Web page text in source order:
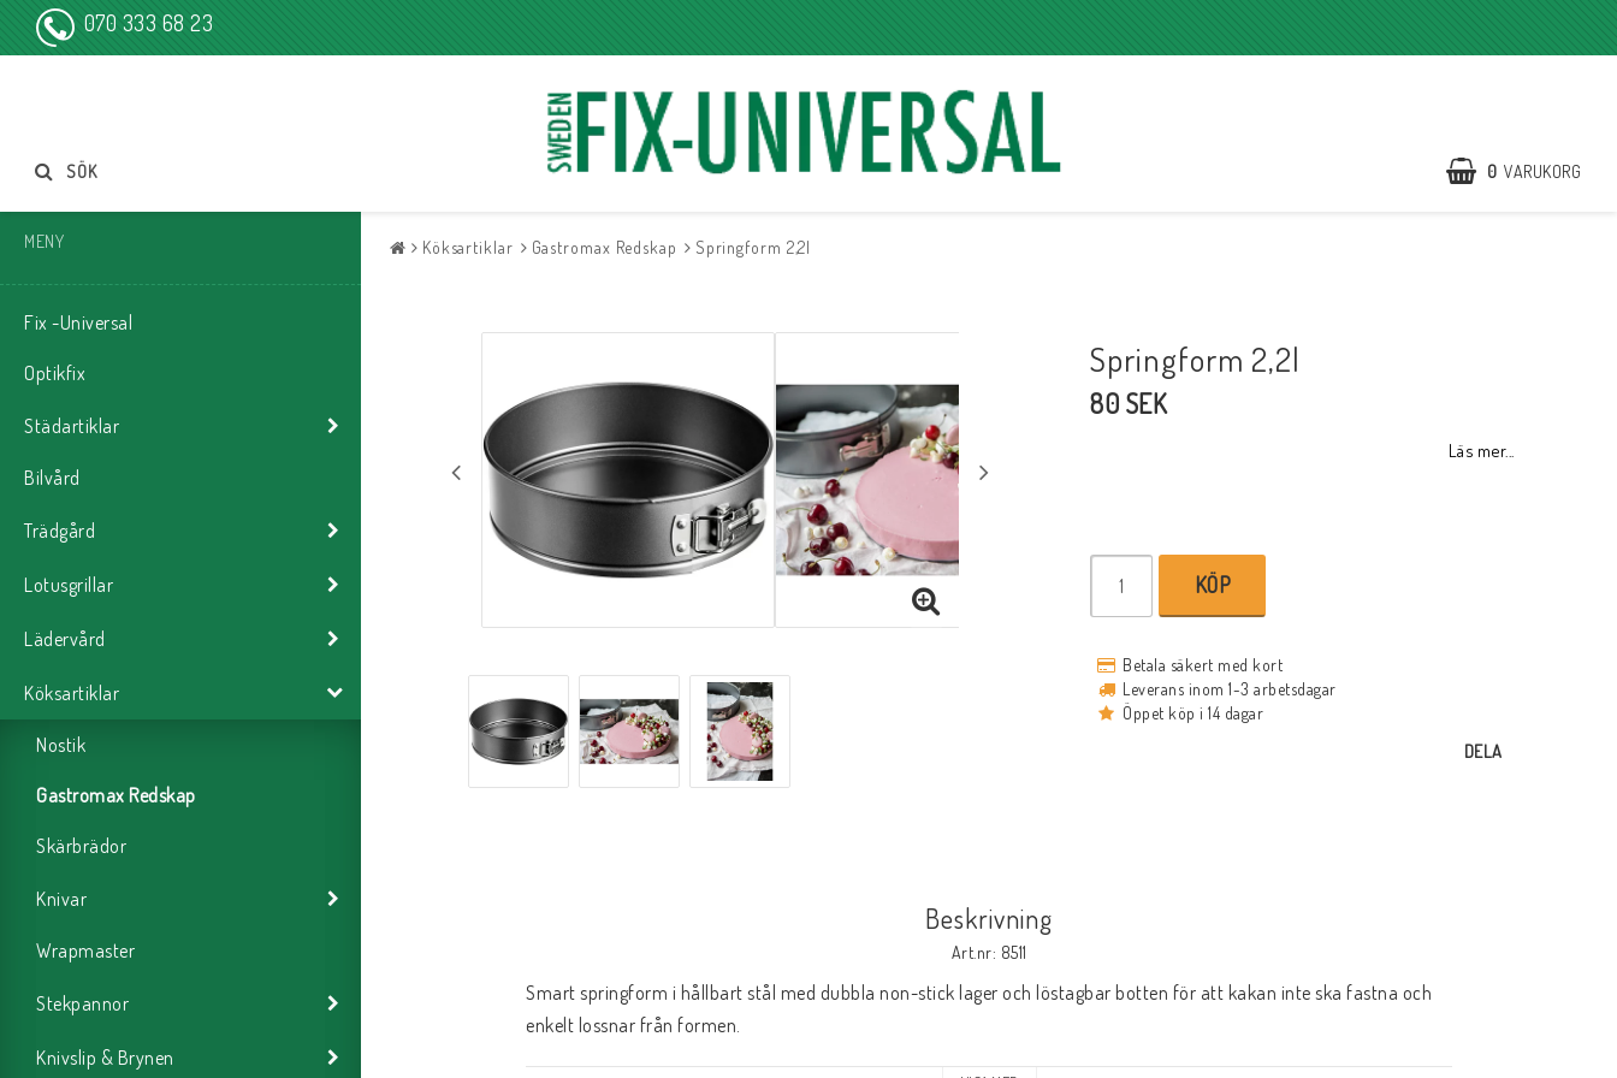
070 333 68 23
0 VARUKORG
SÖK
MENY
Fix -Universal
Optikfix
Städartiklar
Bilvård
Trädgård
Lotusgrillar
Lädervård
Köksartiklar
Nostik
Gastromax Redskap
Skärbrädor
Knivar
Wrapmaster
Stekpannor
Knivslip & Brynen
Köksartiklar Gastromax Redskap Springform 2,2l
Springform 2,2l
80 SEK
Läs mer...
KÖP
Betala säkert med kort
Leverans inom 1-3 arbetsdagar
Öppet köp i 14 dagar
DELA
Beskrivning
Art.nr: 8511
Smart springform i hållbart stål med dubbla non-stick lager och löstagbar botten för att kakan inte ska fastna och
enkelt lossnar från formen.